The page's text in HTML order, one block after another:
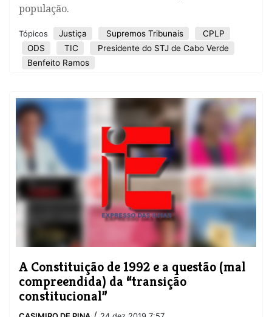
população.
Tópicos Justiça Supremos Tribunais
CPLP
ODS
TIC
Presidente do STJ de Cabo Verde
Benfeito Ramos
A Constituição de 1992 e a questão (mal
compreendida) da “transição
constitucional”